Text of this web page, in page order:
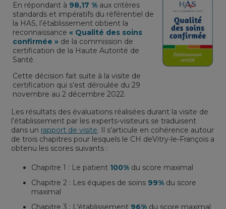
En répondant à 98,17 % aux critères
standards et impératifs du référentiel de
la HAS, l’établissement obtient la
reconnaissance « Qualité des soins
confirmée » de la commission de
certification de la Haute Autorité de
Santé.
Cette décision fait suite à la visite de
certification qui s’est déroulée du 29
novembre au 2 décembre 2022.
Les résultats des évaluations réalisées durant la visite de
l’établissement par les experts-visiteurs se traduisent
dans un rapport de visite. Il s’articule en cohérence autour
de trois chapitres pour lesquels le CH deVitry-le-François a
obtenu les scores suivants :
Chapitre 1 : Le patient 100% du score maximal
Chapitre 2 : Les équipes de soins 99% du score
maximal
Chapitre 3 : L’établissement 96% du score maximal